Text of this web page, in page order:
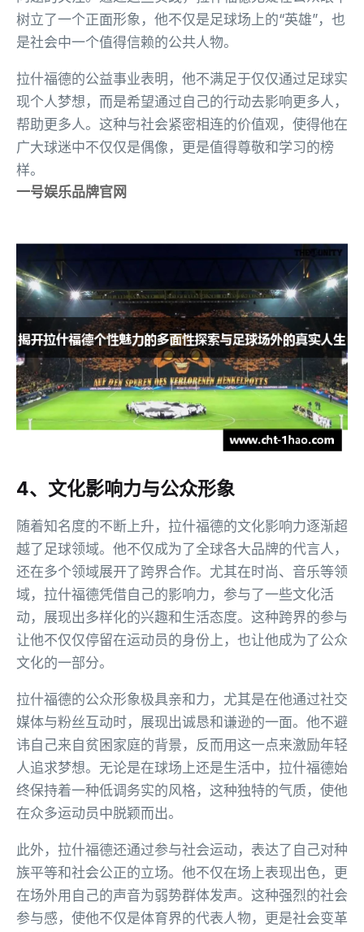
树立了一个正面形象，他不仅是足球场上的“英雄”，也
是社会中一个值得信赖的公共人物。
拉什福德的公益事业表明，他不满足于仅仅通过足球实
现个人梦想，而是希望通过自己的行动去影响更多人，
帮助更多人。这种与社会紧密相连的价值观，使得他在
广大球迷中不仅仅是偶像，更是值得尊敬和学习的榜
样。
一号娱乐品牌官网
4、文化影响力与公众形象
随着知名度的不断上升，拉什福德的文化影响力逐渐超
越了足球领域。他不仅成为了全球各大品牌的代言人，
还在多个领域展开了跨界合作。尤其在时尚、音乐等领
域，拉什福德凭借自己的影响力，参与了一些文化活
动，展现出多样化的兴趣和生活态度。这种跨界的参与
让他不仅仅停留在运动员的身份上，也让他成为了公众
文化的一部分。
拉什福德的公众形象极具亲和力，尤其是在他通过社交
媒体与粉丝互动时，展现出诚恳和谦逊的一面。他不避
讳自己来自贫困家庭的背景，反而用这一点来激励年轻
人追求梦想。无论是在球场上还是生活中，拉什福德始
终保持着一种低调务实的风格，这种独特的气质，使他
在众多运动员中脱颖而出。
此外，拉什福德还通过参与社会运动，表达了自己对种
族平等和社会公正的立场。他不仅在场上表现出色，更
在场外用自己的声音为弱势群体发声。这种强烈的社会
参与感，使他不仅是体育界的代表人物，更是社会变革